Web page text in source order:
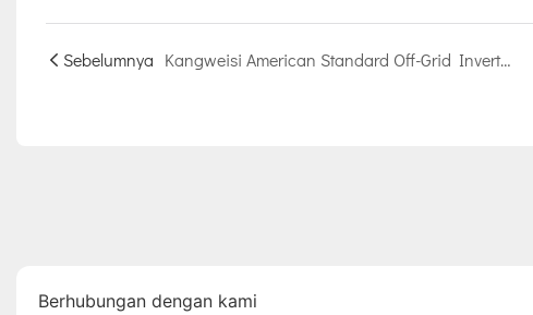
Sebelumnya Kangweisi American Standard Off-Grid Inverter: Membuka Era Baru Energi Ramah Lingkungan
Berhubungan dengan kami